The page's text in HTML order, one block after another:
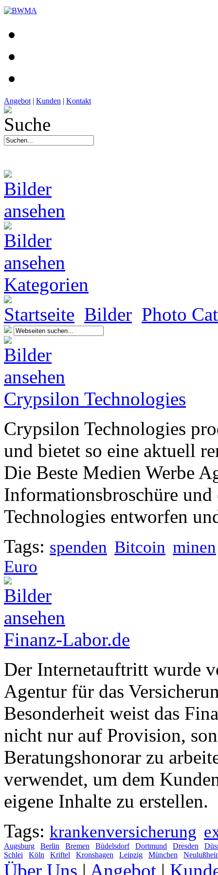
Angebot | Kunden | Kontakt
Kategorien
Startseite Bilder Photo
Crypsilon Technologies
Crypsilon Technologies
und bietet so eine aktuell
Die Beste Medien Werbe
Informationsbroschüre
Technologies entworfen
Tags: spenden Bitcoin minen
Euro
Finanz-Labor.de
Der Internetauftritt wurde
Agentur für das
Besonderheit weist das
nicht nur auf Provision,
Beratungshonorar zu
verwendet, um dem
eigene Inhalte zu erstellen.
Tags: krankenversicherung
Augsburg Berlin Bremen Büdelsdorf Dortmund Dresden
Schlei
Köln Kriftel Kronshagen Leipzig München
Über Uns | Angebot |